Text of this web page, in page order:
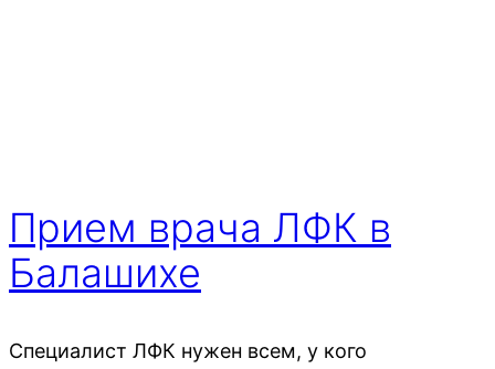
Прием врача ЛФК в
Балашихе
Специалист ЛФК нужен всем, у кого